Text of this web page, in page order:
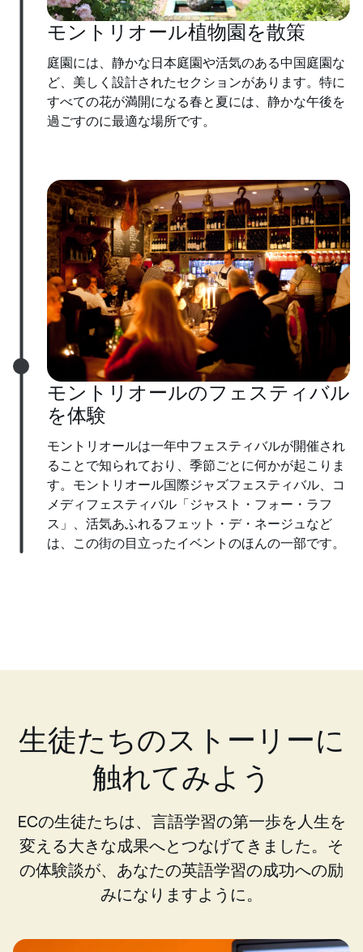
モントリオール植物園を散策
庭園には、静かな日本庭園や活気のある中国庭園な
ど、美しく設計されたセクションがあります。特に
すべての花が満開になる春と夏には、静かな午後を
過ごすのに最適な場所です。
モントリオールのフェスティバル
を体験
モントリオールは一年中フェスティバルが開催され
ることで知られており、季節ごとに何かが起こりま
す。モントリオール国際ジャズフェスティバル、コ
メディフェスティバル「ジャスト・フォー・ラフ
ス」、活気あふれるフェット・デ・ネージュなど
は、この街の目立ったイベントのほんの一部です。
生徒たちのストーリーに
触れてみよう
ECの生徒たちは、言語学習の第一歩を人生を
変える大きな成果へとつなげてきました。そ
の体験談が、あなたの英語学習の成功への励
みになりますように。